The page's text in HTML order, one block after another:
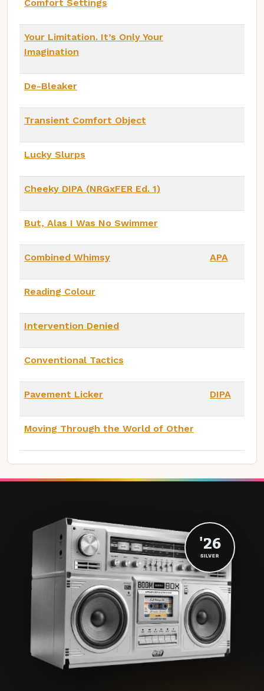
Comfort Settings
Your Limitation. It’s Only Your
Imagination
De-Bleaker
Transient Comfort Object
Lucky Slurps
Cheeky DIPA (NRGxFER Ed. 1)
But, Alas I Was No Swimmer
Combined Whimsy APA
Reading Colour
Intervention Denied
Conventional Tactics
Pavement Licker DIPA
Moving Through the World of Other
'26
SILVER